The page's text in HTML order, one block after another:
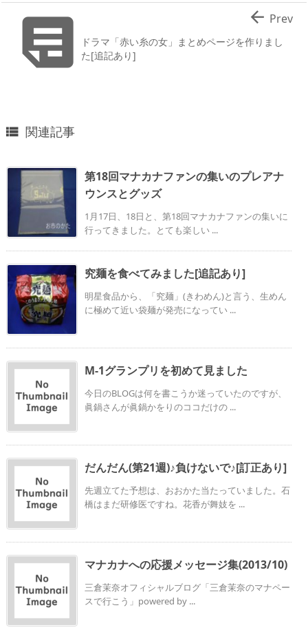
ドラマ「赤い糸の女」まとめページを作りまし
た[追記あり]
 Prev
 関連記事
第18回マナカナファンの集いのプレアナ
ウンスとグッズ
1月17日、18日と、第18回マナカナファンの集いに
行ってきました。とても楽しい ...
究麺を食べてみました[追記あり]
明星食品から、「究麺」(きわめん)と言う、生めん
に極めて近い袋麺が発売になってい ...
M-1グランプリを初めて見ました
今日のBLOGは何を書こうか迷っていたのですが、
眞鍋さんが眞鍋かをりのココだけの ...
だんだん(第21週)♪負けないで♪[訂正あり]
先週立てた予想は、おおかた当たっていました。石
橋はまだ研修医ですね。花香が舞妓を ...
マナカナへの応援メッセージ集(2013/10)
三倉茉奈オフィシャルブログ「三倉茉奈のマナペー
スで行こう」powered by ...